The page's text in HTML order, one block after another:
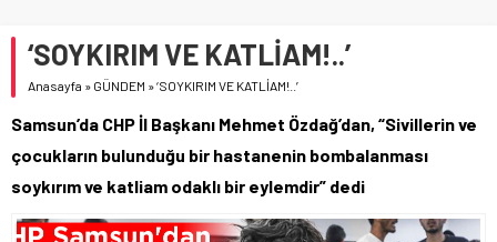
‘SOYKIRIM VE KATLİAM!..’
Anasayfa » GÜNDEM »‘SOYKIRIM VE KATLİAM!..’
Samsun’da CHP İl Başkanı Mehmet Özdağ’dan, “Sivillerin ve
çocukların bulunduğu bir hastanenin bombalanması
soykırım ve katliam odaklı bir eylemdir” dedi